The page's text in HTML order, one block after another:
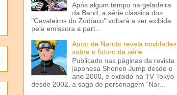
Após algum tempo na geladeira
da Band, a série clássica dos
"Cavaleiros do Zodíaco" voltará a ser exibida
pela emissora a part...
Autor de Naruto revela novidades
sobre o futuro da série
Publicado nas páginas da revista
japonesa Shonen Jump desde o
ano 2000, e exibido na TV Tokyo
desde 2002, a saga do personagem "Nar...